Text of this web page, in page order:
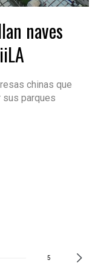
naves
chinas que
sus parques
5